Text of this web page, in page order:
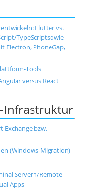
Flutter vs.
TypeScriptsowie
Electron, PhoneGap,
Tools
versus React
Infrastruktur
Exchange bzw.
(Windows-Migration)
Servern/Remote
Apps